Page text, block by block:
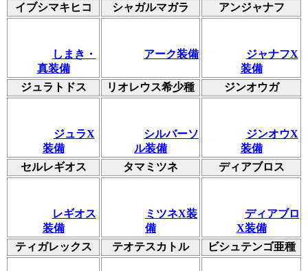
イブシマキヒコ シャガルマガラ アンジャナフ
しまき・
真装備
アーク装備
ジャナフX
装備
ジュラトドス
リオレウス希少種 ジンオウガ
ジュラX
装備
シルバーソ
ル装備
ジンオウX
装備
セルレギオス
タマミツネ ディアブロス
レギオス
装備
ミツネX装
備
ディアブロ
X装備
ティガレックス
テオテスカトル ビシュテンゴ亜種